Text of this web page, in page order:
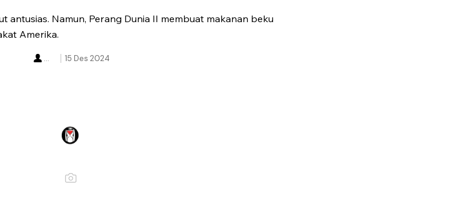
antusias. Namun, Perang Dunia II membuat makanan beku
Amerika.
15 Des 2024
...